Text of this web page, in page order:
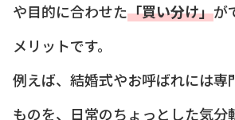
や目的に合わせた「買い分け」が
メリットです。
例えば、結婚式やお呼ばれには専
ものを、日常のちょっとした気分